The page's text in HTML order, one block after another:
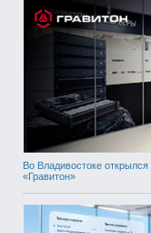
Во Владивостоке
«Гравитон»